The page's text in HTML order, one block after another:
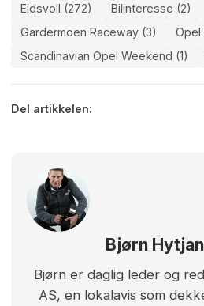
Eidsvoll (272) Bilinteresse (2)
Gardermoen Raceway (3)
Opel
Scandinavian Opel Weekend (1)
Del artikkelen:
Bjørn
Bjørn er daglig leder og
AS, en lokalavis som